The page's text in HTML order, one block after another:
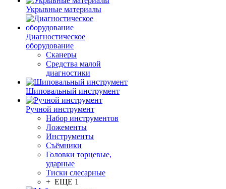
Укрывные материалы
Диагностическое
оборудование
Сканеры
Средства малой
диагностики
Шиповальный инструмент
Ручной инструмент
Набор инструментов
Ложементы
Инструменты
Съёмники
Головки торцевые,
ударные
Тиски слесарные
+ ЕЩЕ 1